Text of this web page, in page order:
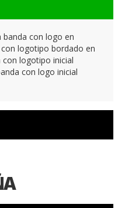
con logo en
logotipo bordado en
logotipo inicial
con logo inicial